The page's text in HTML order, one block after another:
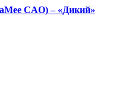
CAO) – «Дикий»